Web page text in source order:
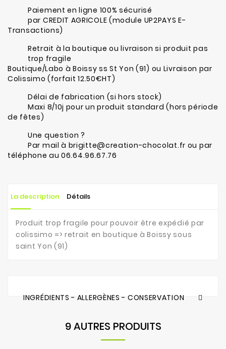
Paiement en ligne 100% sécurisé
par CREDIT AGRICOLE (module UP2PAYS E-
Transactions)
Retrait à la boutique ou livraison si produit pas
trop fragile
Boutique/Labo à Boissy ss St Yon (91) ou Livraison par
Colissimo (forfait 12.50€HT)
Délai de fabrication (si hors stock)
Maxi 8/10j pour un produit standard (hors période
de fêtes)
Une question ?
Par mail à brigitte@creation-chocolat.fr ou par
téléphone au 06.64.96.67.76
La description Détails
Produit trop fragile pour pouvoir être expédié par
colissimo => retrait en boutique à Boissy sous
saint Yon (91)
INGRÉDIENTS - ALLERGÈNES - CONSERVATION
9 AUTRES PRODUITS